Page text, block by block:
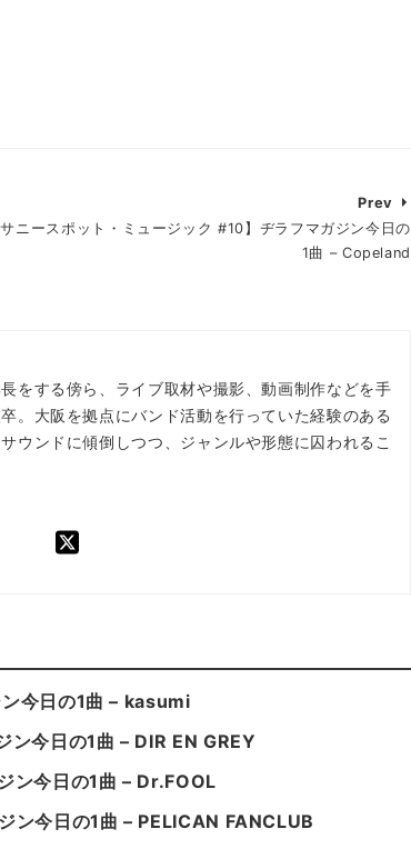
Prev
サニースポット・ミュージック #10】ヂラフマガジン今日の
1曲 – Copeland
をする傍ら、ライブ取材や撮影、動画制作などを手
。大阪を拠点にバンド活動を行っていた経験のある
ウンドに傾倒しつつ、ジャンルや形態に囚われるこ
ン今日の1曲 – kasumi
ン今日の1曲 – DIR EN GREY
ン今日の1曲 – Dr.FOOL
ン今日の1曲 – PELICAN FANCLUB